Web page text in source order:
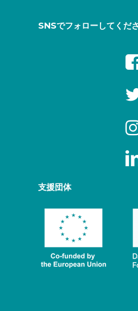
SNSでフォローしてくだ
支援団体